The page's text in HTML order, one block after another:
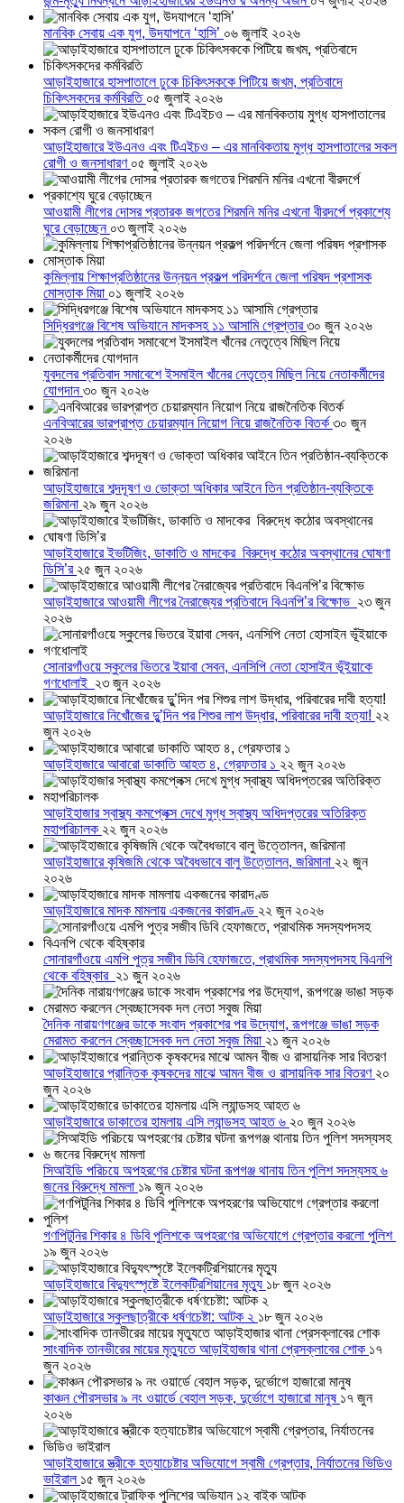
মানবিক সেবায় এক যুগ, উদযাপনে ‘হাসি’ ০৬ জুলাই ২০২৬
আড়াইহাজারে হাসপাতালে ঢুকে চিকিৎসককে পিটিয়ে জখম, প্রতিবাদে
চিকিৎসকদের কর্মবিরতি ০৫ জুলাই ২০২৬
আড়াইহাজারে ইউএনও এবং টিএইচও – এর মানবিকতায় মুগ্ধ হাসপাতালের সকল
রোগী ও জনসাধারণ ০৫ জুলাই ২০২৬
আওয়ামী লীগের দোসর প্রতারক জগতের শিরমনি মনির এখনো বীরদর্পে প্রকাশ্যে
ঘুরে বেড়াচ্ছেন ০৩ জুলাই ২০২৬
কুমিল্লায় শিক্ষাপ্রতিষ্ঠানের উন্নয়ন প্রকল্প পরিদর্শনে জেলা পরিষদ প্রশাসক
মোস্তাক মিয়া ০১ জুলাই ২০২৬
সিদ্ধিরগঞ্জে বিশেষ অভিযানে মাদকসহ ১১ আসামি গ্রেপ্তার৩০ জুন ২০২৬
যুবদলের প্রতিবাদ সমাবেশে ইসমাইল খাঁনের নেতৃত্বে মিছিল নিয়ে নেতাকর্মীদের
যোগদান৩০ জুন ২০২৬
এনবিআরের ভারপ্রাপ্ত চেয়ারম্যান নিয়োগ নিয়ে রাজনৈতিক বিতর্ক ৩০ জুন
২০২৬
আড়াইহাজারে শব্দদূষণ ও ভোক্তা অধিকার আইনে তিন প্রতিষ্ঠান-ব্যক্তিকে
জরিমানা ২৯ জুন ২০২৬
আড়াইহাজারে ইভটিজিং, ডাকাতি ও মাদকের বিরুদ্ধে কঠোর অবস্থানের ঘোষণা
ডিসি’র ২৫ জুন ২০২৬
আড়াইহাজারে আওয়ামী লীগের নৈরাজ্যের প্রতিবাদে বিএনপি’র বিক্ষোভ ২৩ জুন
২০২৬
সোনারগাঁওয়ে স্কুলের ভিতরে ইয়াবা সেবন, এনসিপি নেতা হোসাইন ভূঁইয়াকে
গণধোলাই ২৩ জুন ২০২৬
আড়াইহাজারে নিখোঁজের দুু’দিন পর শিশুর লাশ উদ্ধার, পরিবারের দাবী হত্যা! ২২
জুন ২০২৬
আড়াইহাজারে আবারো ডাকাতি আহত ৪, গ্রেফতার ১ ২২ জুন ২০২৬
আড়াইহাজার স্বাস্থ্য কমপ্লেক্স দেখে মুগ্ধ স্বাস্থ্য অধিদপ্তরের অতিরিক্ত
মহাপরিচালক ২২ জুন ২০২৬
আড়াইহাজারে কৃষিজমি থেকে অবৈধভাবে বালু উত্তোলন, জরিমানা ২২ জুন
২০২৬
আড়াইহাজারে মাদক মামলায় একজনের কারাদণ্ড ২২ জুন ২০২৬
সোনারগাঁওয়ে এমপি পুত্র সজীব ডিবি হেফাজতে, প্রাথমিক সদস্যপদসহ বিএনপি
থেকে বহিষ্কার ২১ জুন ২০২৬
দৈনিক নারায়ণগঞ্জের ডাকে সংবাদ প্রকাশের পর উদ্যোগ, রূপগঞ্জে ভাঙা সড়ক
মেরামত করলেন স্বেচ্ছাসেবক দল নেতা সবুজ মিয়া ২১ জুন ২০২৬
আড়াইহাজারে প্রান্তিক কৃষকদের মাঝে আমন বীজ ও রাসায়নিক সার বিতরণ ২০
জুন ২০২৬
আড়াইহাজারে ডাকাতের হামলায় এসি ল্যান্ডসহ আহত ৬ ২০ জুন ২০২৬
সিআইডি পরিচয়ে অপহরণের চেষ্টার ঘটনা রূপগঞ্জ থানায় তিন পুলিশ সদস্যসহ ৬
জনের বিরুদ্ধে মামলা ১৯ জুন ২০২৬
গণপিটুনির শিকার ৪ ডিবি পুলিশকে অপহরণের অভিযোগে গ্রেপ্তার করলো পুলিশ
১৯ জুন ২০২৬
আড়াইহাজারে বিদ্যুৎস্পৃষ্টে ইলেকট্রিশিয়ানের মৃত্যু ১৮ জুন ২০২৬
আড়াইহাজারে স্কুলছাত্রীকে ধর্ষণচেষ্টা: আটক ২ ১৮ জুন ২০২৬
সাংবাদিক তানভীরের মায়ের মৃত্যুতে আড়াইহাজার থানা প্রেসক্লাবের শোক ১৭
জুন ২০২৬
কাঞ্চন পৌরসভার ৯ নং ওয়ার্ডে বেহাল সড়ক, দুর্ভোগে হাজারো মানুষ ১৭ জুন
২০২৬
আড়াইহাজারে স্ত্রীকে হত্যাচেষ্টার অভিযোগে স্বামী গ্রেপ্তার, নির্যাতনের ভিডিও
ভাইরাল ১৫ জুন ২০২৬